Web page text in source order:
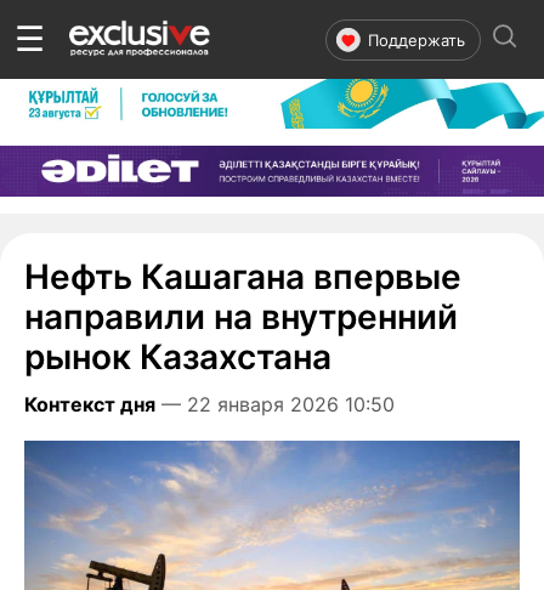
☰ Поддержать
Нефть Кашагана впервые
направили на внутренний
рынок Казахстана
Контекст дня — 22 января 2026 10:50